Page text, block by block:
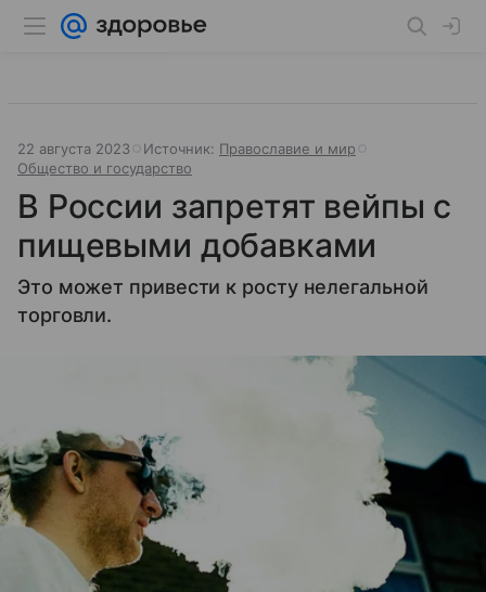
22 августа 2023 Источник: Православие и мир
Общество и государство
В России запретят вейпы с
пищевыми добавками
Это может привести к росту нелегальной
торговли.